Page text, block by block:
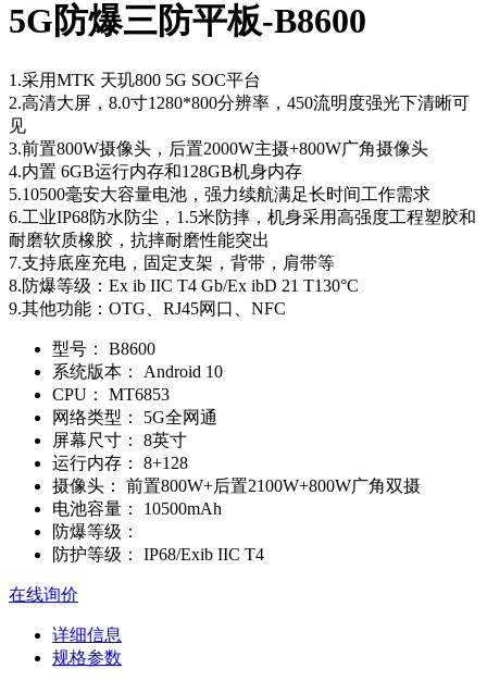
5G防爆三防平板-B8600
1.采用MTK 天玑800 5G SOC平台
2.高清大屏，8.0寸1280*800分辨率，450流明度强光下清晰可
见
3.前置800W摄像头，后置2000W主摄+800W广角摄像头
4.内置 6GB运行内存和128GB机身内存
5.10500毫安大容量电池，强力续航满足长时间工作需求
6.工业IP68防水防尘，1.5米防摔，机身采用高强度工程塑胶和
耐磨软质橡胶，抗摔耐磨性能突出
7.支持底座充电，固定支架，背带，肩带等
8.防爆等级：Ex ib IIC T4 Gb/Ex ibD 21 T130°C
9.其他功能：OTG、RJ45网口、NFC
型号：
B8600
系统版本：
Android 10
CPU：
MT6853
网络类型：
5G全网通
屏幕尺寸：
8英寸
运行内存：
8+128
摄像头：
前置800W+后置2100W+800W广角双摄
电池容量：
10500mAh
防爆等级：
防护等级：
IP68/Exib IIC T4
在线询价
详细信息
规格参数